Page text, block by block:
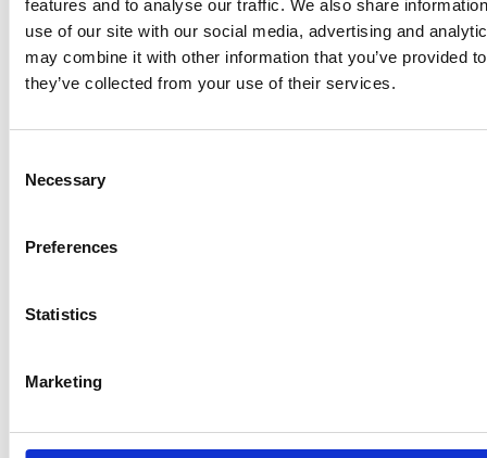
features and to analyse our traffic. We also share
use of our site with our social media, advertising and
may combine it with other information that you’ve provided
they’ve collected from your use of their services.
Selection
Necessary
Preferences
Statistics
Marketing